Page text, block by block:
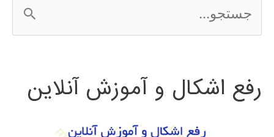
س
ج
رفع اشکال و آموزش آنلاین